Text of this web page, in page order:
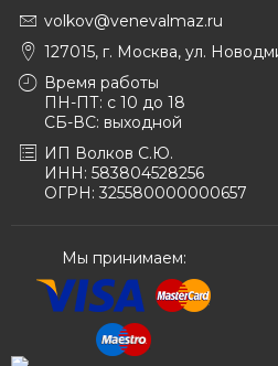
volkov@venevalmaz.ru
127015, г. Москва, ул.
Время работы
ПН-ПТ: с 10 до 18
СБ-ВС: выходной
ИП Волков С.Ю.
ИНН: 583804528256
ОГРН: 325580000000657
Мы принимаем: